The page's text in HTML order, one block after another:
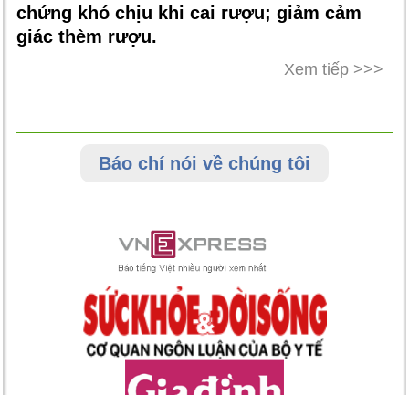
chứng khó chịu khi cai rượu; giảm cảm
giác thèm rượu.
Xem tiếp >>>
Báo chí nói về chúng tôi